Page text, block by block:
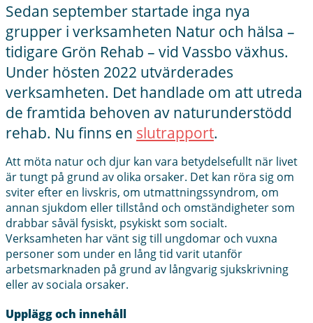
Sedan september startade inga nya
grupper i verksamheten Natur och hälsa –
tidigare Grön Rehab – vid Vassbo växhus.
Under hösten 2022 utvärderades
verksamheten. Det handlade om att utreda
de framtida behoven av naturunderstödd
rehab. Nu finns en slutrapport.
Att möta natur och djur kan vara betydelsefullt när livet
är tungt på grund av olika orsaker. Det kan röra sig om
sviter efter en livskris, om utmattningssyndrom, om
annan sjukdom eller tillstånd och omständigheter som
drabbar såväl fysiskt, psykiskt som socialt.
Verksamheten har vänt sig till ungdomar och vuxna
personer som under en lång tid varit utanför
arbetsmarknaden på grund av långvarig sjukskrivning
eller av sociala orsaker.
Upplägg och innehåll